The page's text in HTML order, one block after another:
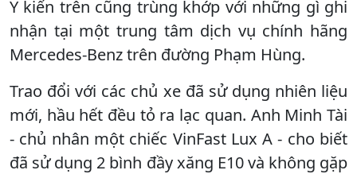
Ý kiến trên cũng trùng khớp với những gì ghi
nhận tại một trung tâm dịch vụ chính hãng
Mercedes-Benz trên đường Phạm Hùng.
Trao đổi với các chủ xe đã sử dụng nhiên liệu
mới, hầu hết đều tỏ ra lạc quan. Anh Minh Tài
- chủ nhân một chiếc VinFast Lux A - cho biết
đã sử dụng 2 bình đầy xăng E10 và không gặp